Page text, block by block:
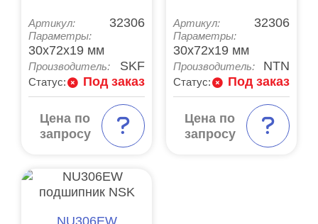
Артикул: 32306
Параметры:
30x72x19 мм
Производитель: SKF
Статус: Под заказ
Цена по
запросу
Артикул: 32306
Параметры:
30x72x19 мм
Производитель: NTN
Статус: Под заказ
Цена по
запросу
NU306EW